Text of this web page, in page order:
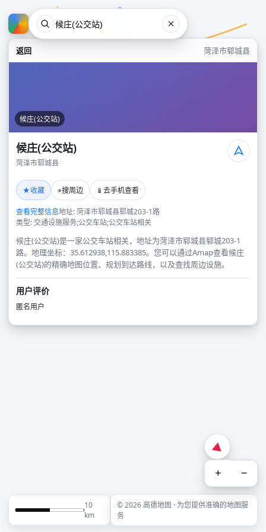
返回 菏泽市郓城县
候庄(公交站)
候庄(公交站)
菏泽市郓城县
★收藏 ⌖搜周边 📱 去手机查看
查看完整信息地址: 菏泽市郓城县郓城203-1路
类型: 交通设施服务;公交车站;公交车站相关
候庄(公交站)是一家公交车站相关，地址为菏泽市郓城县郓城203-1
路。地理坐标：35.612938,115.883385。您可以通过Amap查看候庄
(公交站)的精确地图位置、规划到达路线，以及查找周边设施。
用户评价
匿名用户
+ −
10
km
© 2026 高德地图 · 为您提供准确的地图服
务